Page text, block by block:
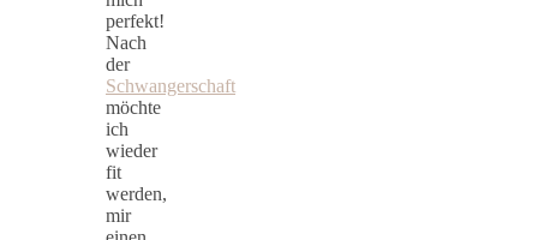
perfekt!
Nach
der
Schwangerschaft
möchte
ich
wieder
fit
werden,
mir